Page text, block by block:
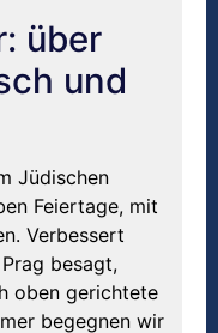
über
und
Jüdischen
Feiertage, mit
Verbessert
besagt,
oben gerichtete
begegnen wir